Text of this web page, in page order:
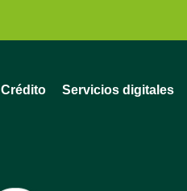
Crédito Servicios digitales